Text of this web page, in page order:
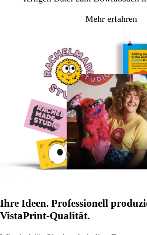
Mehr erfahren
Ihre Ideen. Professionell
VistaPrint-Qualität.